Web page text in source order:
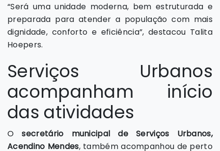
“Será uma unidade moderna, bem estruturada e
preparada para atender a população com mais
dignidade, conforto e eficiência”, destacou Talita
Hoepers.
Serviços Urbanos
acompanham início
das atividades
Osecretário municipal de Serviços Urbanos,
Acendino Mendes, também acompanhou de perto